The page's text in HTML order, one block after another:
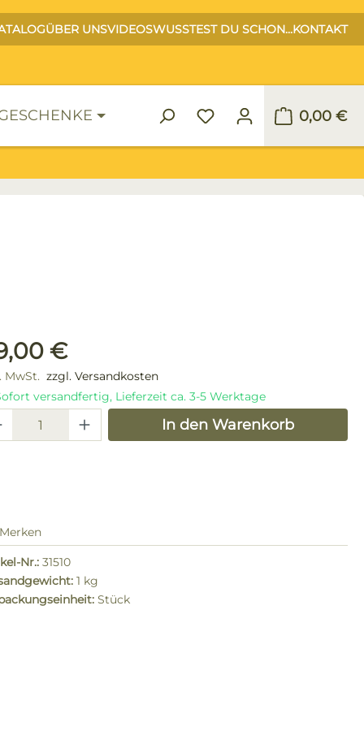
ÜBER UNSVIDEOSWUSSTEST DU SCHON...KONTAKT
0,00 €
Preis:
€
MwSt. zzgl. Versandkosten
versandfertig, Lieferzeit ca. 3-5 Werktage
Anzahl: Gib denIn den Warenkorb
Merken
Nr.: 31510
1 kg
Stück